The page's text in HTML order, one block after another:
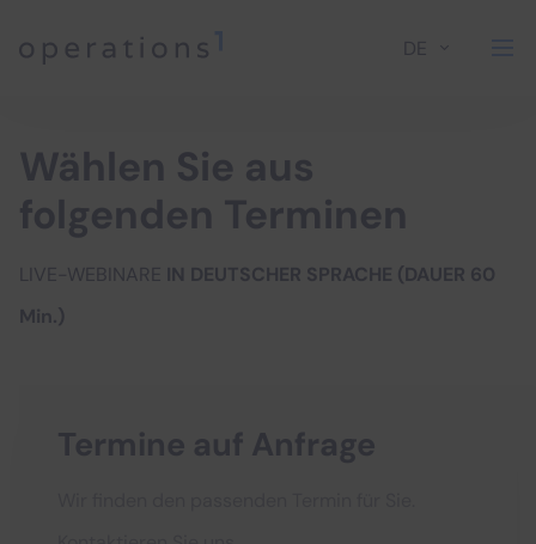
DE
Wählen Sie aus
folgenden Terminen
LIVE-WEBINARE IN DEUTSCHER SPRACHE (DAUER 60
Min.)